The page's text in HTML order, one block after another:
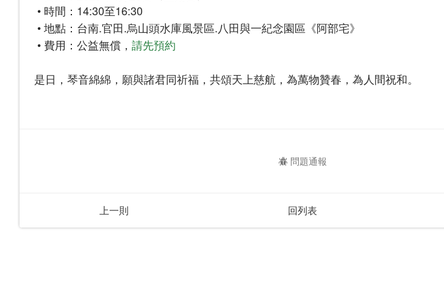
• 時間：14:30至16:30
• 地點：台南.官田.烏山頭水庫風景區.八田與一紀念園區《阿部宅》
• 費用：公益無償， 請先預約
是日，琴音綿綿，願與諸君同祈福，共頌天上慈航，為萬物贊春，為人間祝和。
問題通報
上一則 回列表